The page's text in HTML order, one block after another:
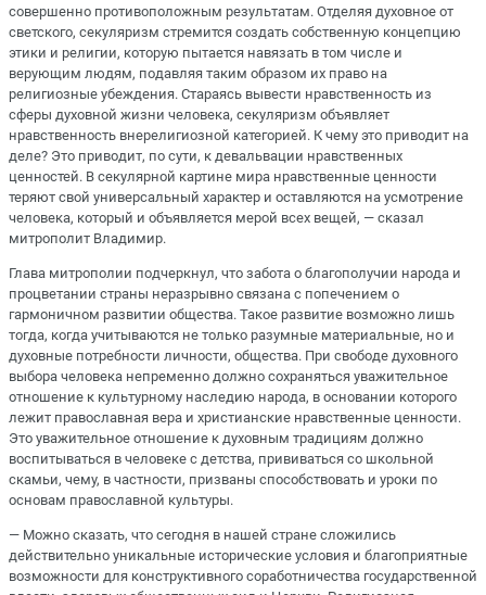
совершенно противоположным результатам. Отделяя духовное от
светского, секуляризм стремится создать собственную концепцию
этики и религии, которую пытается навязать в том числе и
верующим людям, подавляя таким образом их право на
религиозные убеждения. Стараясь вывести нравственность из
сферы духовной жизни человека, секуляризм объявляет
нравственность внерелигиозной категорией. К чему это приводит на
деле? Это приводит, по сути, к девальвации нравственных
ценностей. В секулярной картине мира нравственные ценности
теряют свой универсальный характер и оставляются на усмотрение
человека, который и объявляется мерой всех вещей, — сказал
митрополит Владимир.
Глава митрополии подчеркнул, что забота о благополучии народа и
процветании страны неразрывно связана с попечением о
гармоничном развитии общества. Такое развитие возможно лишь
тогда, когда учитываются не только разумные материальные, но и
духовные потребности личности, общества. При свободе духовного
выбора человека непременно должно сохраняться уважительное
отношение к культурному наследию народа, в основании которого
лежит православная вера и христианские нравственные ценности.
Это уважительное отношение к духовным традициям должно
воспитываться в человеке с детства, прививаться со школьной
скамьи, чему, в частности, призваны способствовать и уроки по
основам православной культуры.
— Можно сказать, что сегодня в нашей стране сложились
действительно уникальные исторические условия и благоприятные
возможности для конструктивного соработничества государственной